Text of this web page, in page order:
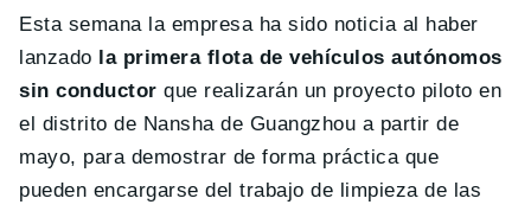
Esta semana la empresa ha sido noticia al haber
lanzado la primera flota de vehículos autónomos
sin conductor que realizarán un proyecto piloto en
el distrito de Nansha de Guangzhou a partir de
mayo, para demostrar de forma práctica que
pueden encargarse del trabajo de limpieza de las